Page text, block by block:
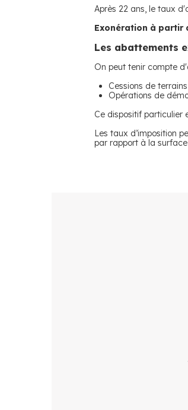
Après 22 ans, le taux
Exonération à partir
Les abattements
On peut tenir compte
Cessions de
Opérations de
Ce dispositif particulier
Les taux d’imposition
par rapport à la